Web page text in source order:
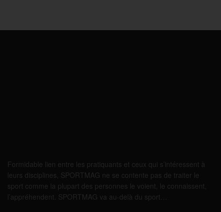
Formidable lien entre les pratiquants et ceux qui s’intéressent à
leurs disciplines, SPORTMAG ne se contente pas de traiter le
sport comme la plupart des personnes le voient, le connaissent,
l’appréhendent. SPORTMAG va au-delà du sport…